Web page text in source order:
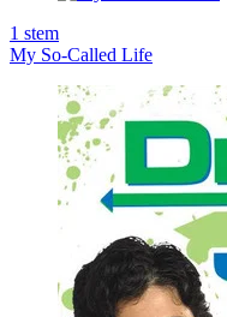
1 stem
My So-Called Life